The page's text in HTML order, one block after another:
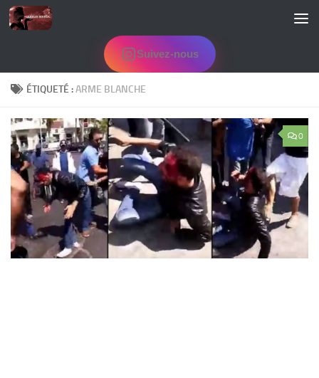
Skip to content
Suivez-nous
ÉTIQUETÉ :ARME BLANCHE
0